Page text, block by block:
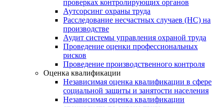
проверках контролирующих органов
Аутсорсинг охраны труда
Расследование несчастных случаев (НС) на
производстве
Аудит системы управления охраной труда
Проведение оценки профессиональных
рисков
Проведение производственного контроля
Оценка квалификации
Независимая оценка квалификации в сфере
социальной защиты и занятости населения
Независимая оценка квалификации